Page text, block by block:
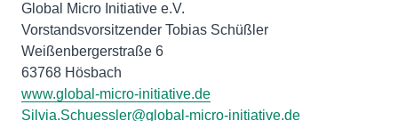
Global Micro Initiative e.V.
Vorstandsvorsitzender Tobias Schüßler
Weißenbergerstraße 6
www.global-micro-initiative.de
Silvia.Schuessler@global-micro-initiative.de